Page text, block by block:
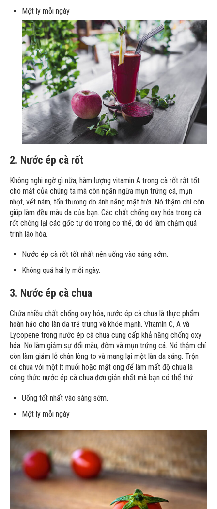
Một ly mỗi ngày
2. Nước ép cà rốt
Không nghi ngờ gì nữa, hàm lượng vitamin A trong cà rốt rất tốt
cho mắt của chúng ta mà còn ngăn ngừa mụn trứng cá, mụn
nhọt, vết nám, tổn thương do ánh nắng mặt trời. Nó thậm chí còn
giúp làm đều màu da của bạn. Các chất chống oxy hóa trong cà
rốt chống lại các gốc tự do trong cơ thể, do đó làm chậm quá
trình lão hóa.
Nước ép cà rốt tốt nhất nên uống vào sáng sớm.
Không quá hai ly mỗi ngày.
3. Nước ép cà chua
Chứa nhiều chất chống oxy hóa, nước ép cà chua là thực phẩm
hoàn hảo cho làn da trẻ trung và khỏe mạnh. Vitamin C, A và
Lycopene trong nước ép cà chua cung cấp khả năng chống oxy
hóa. Nó làm giảm sự đổi màu, đốm và mụn trứng cá. Nó thậm chí
còn làm giảm lỗ chân lông to và mang lại một làn da sáng. Trộn
cà chua với một ít muối hoặc mật ong để làm mất độ chua là
công thức nước ép cà chua đơn giản nhất mà bạn có thể thử.
Uống tốt nhất vào sáng sớm.
Một ly mỗi ngày